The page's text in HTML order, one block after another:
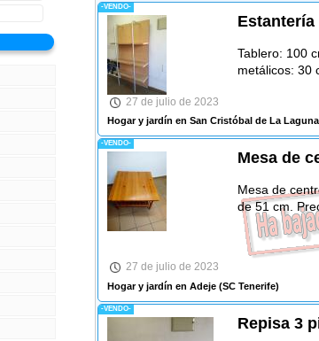
-VENDO-
Tablero: 100
metálicos: 30
27 de julio de 2023
Hogar y jardín en San Cristóbal de La Laguna
-VENDO-
Mesa de
Mesa de
de 51 cm.
27 de julio de 2023
Hogar y jardín en Adeje(SC Tenerife)
-VENDO-
Repisa 3